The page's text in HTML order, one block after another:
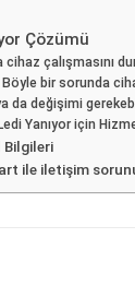
Çözümü
çalışmasını
bir sorunda
da değişimi
Yanıyor için
Bilgileri
ile iletişim